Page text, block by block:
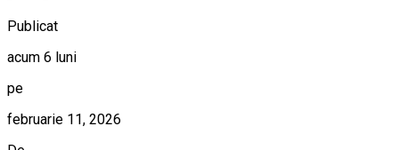
Publicat
acum 6 luni
pe
februarie 11, 2026